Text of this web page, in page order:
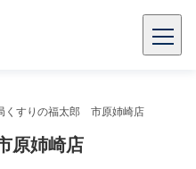
くすりの福太郎 市原姉崎店
原姉崎店